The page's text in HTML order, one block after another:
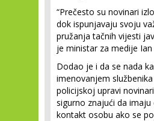
“Prečesto su novinari
dok ispunjavaju svoju
pružanja tačnih vijesti
je ministar za medije Ian
Dodao je i da se nada
imenovanjem
policijskoj upravi
sigurno znajući da imaju
kontakt osobu ako se